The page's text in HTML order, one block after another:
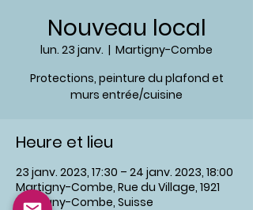
Nouveau local
lun. 23 janv.
  |
Martigny-Combe
Protections, peinture du plafond et
murs entrée/cuisine
Heure et lieu
23 janv. 2023, 17:30 – 24 janv. 2023, 18:00
Martigny-Combe, Rue du Village, 1921
Martigny-Combe, Suisse